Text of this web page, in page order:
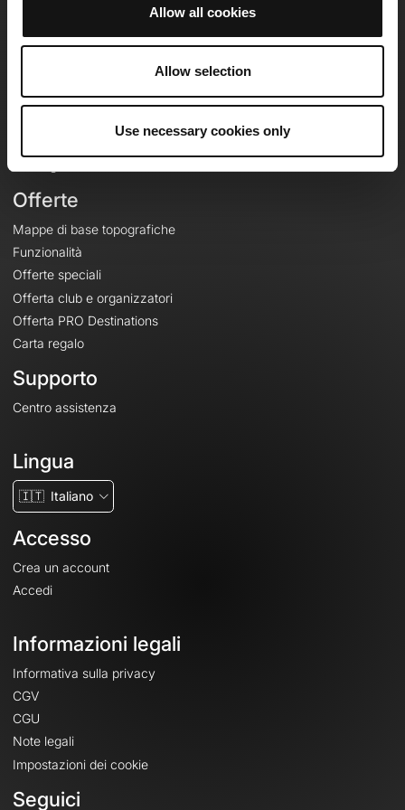
Allow all cookies
Allow selection
Use necessary cookies only
OpenRunner
Lavora con noi
Offerte
Mappe di base topografiche
Funzionalità
Offerte speciali
Offerta club e organizzatori
Offerta PRO Destinations
Carta regalo
Supporto
Centro assistenza
Lingua
🇮🇹 Italiano
Accesso
Crea un account
Accedi
Informazioni legali
Informativa sulla privacy
CGV
CGU
Note legali
Impostazioni dei cookie
Seguici